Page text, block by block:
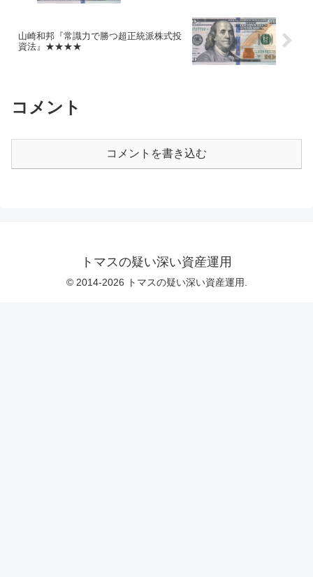
山崎和邦『常識力で勝つ超正統派株式投
資法』★★★★
コメント
コメントを書き込む
トマスの疑い深い資産運用
© 2014-2026 トマスの疑い深い資産運用.